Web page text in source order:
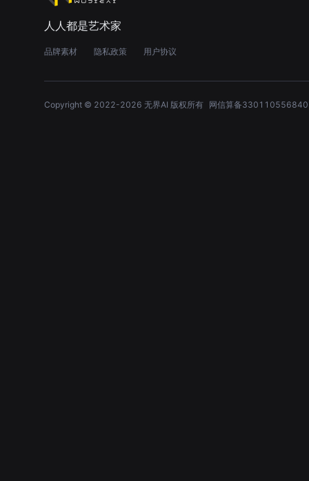
人人都是艺术家
品牌素材 隐私政策 用户协议
Copyright © 2022-2026 无界AI 版权所有 网信算备